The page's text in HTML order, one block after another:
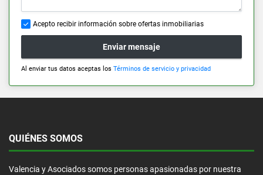
Acepto recibir información sobre ofertas inmobiliarias
Enviar mensaje
Al enviar tus datos aceptas los Términos de servicio y privacidad
QUIÉNES SOMOS
Valencia y Asociados somos personas apasionadas por nuestra